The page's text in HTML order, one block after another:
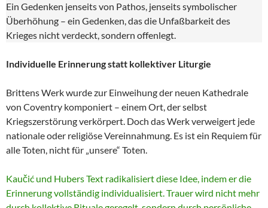
Ein Gedenken jenseits von Pathos, jenseits symbolischer
Überhöhung – ein Gedenken, das die Unfaßbarkeit des
Krieges nicht verdeckt, sondern offenlegt.
Individuelle Erinnerung statt kollektiver Liturgie
Brittens Werk wurde zur Einweihung der neuen Kathedrale
von Coventry komponiert – einem Ort, der selbst
Kriegszerstörung verkörpert. Doch das Werk verweigert jede
nationale oder religiöse Vereinnahmung. Es ist ein Requiem für
alle Toten, nicht für „unsere“ Toten.
Kaučić und Hubers Text radikalisiert diese Idee, indem er die
Erinnerung vollständig individualisiert. Trauer wird nicht mehr